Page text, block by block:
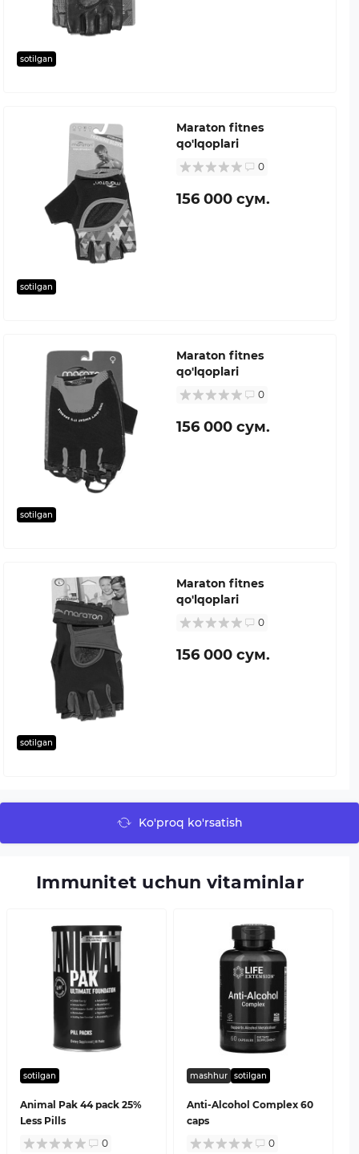
sotilgan
sotilgan
Maraton fitnes
qo'lqoplari
0
156 000 сум.
sotilgan
Maraton fitnes
qo'lqoplari
0
156 000 сум.
sotilgan
Maraton fitnes
qo'lqoplari
0
156 000 сум.
Ko'proq ko'rsatish
Immunitet uchun vitaminlar
sotilgan
Animal Pak 44 pack 25%
Less Pills
0
mashhur sotilgan
Anti-Alcohol Complex 60
caps
0